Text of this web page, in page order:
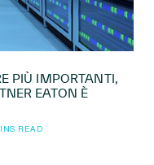
PIÙ IMPORTANTI,
EATON È
READ